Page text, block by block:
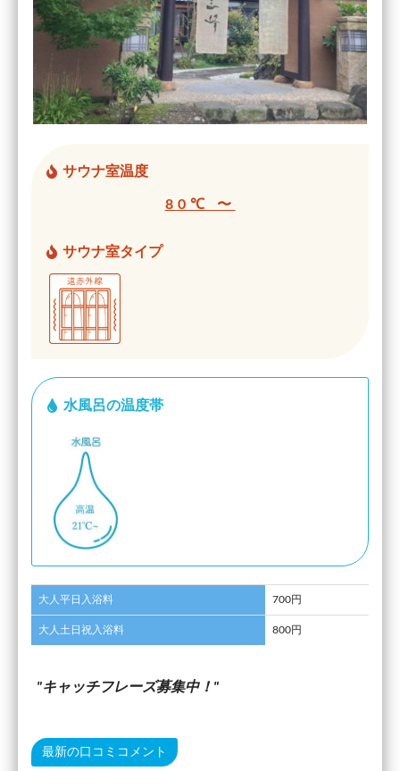
サウナ室温度
80℃ 〜
サウナ室タイプ
水風呂の温度帯
大人平日入浴料 700円
大人土日祝入浴料 800円
キャッチフレーズ募集中！
最新の口コミコメント